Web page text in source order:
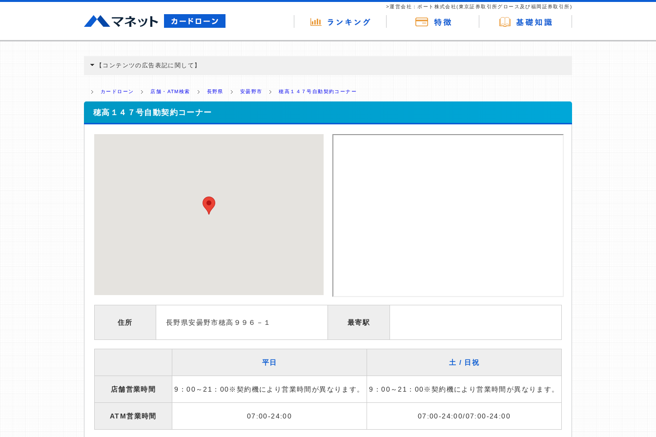
>運営会社：ポート株式会社(東京証券取引所グロース及び福岡証券取引所)
【コンテンツの広告表記に関して】
ミ収集などに基づき、公平性を担保した情報提供を行っています。
>提携企業一覧
カードローン 店舗・ATM検索 長野県 安曇野市 穂高１４７号自動契約コーナー
穂高１４７号自動契約コーナー
住所 長野県安曇野市穂高９９６－１ 最寄駅
平日 土 / 日祝
店舗営業時間 9：00～21：00※契約機により営業時間が異なります。 9：00～21：00※契約機により営業時間が異なります。
ATM営業時間 07:00-24:00 07:00-24:00/07:00-24:00